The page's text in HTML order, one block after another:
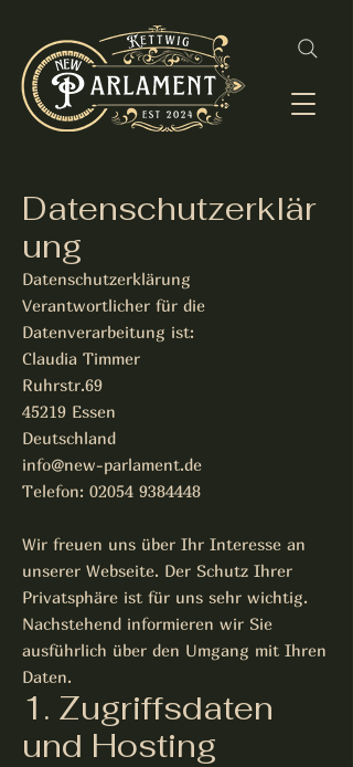
Datenschutzerklär
ung
Datenschutzerklärung
Verantwortlicher für die
Datenverarbeitung ist:
Claudia Timmer
Ruhrstr.69
45219 Essen
Deutschland
info@new-parlament.de
Telefon: 02054 9384448
Wir freuen uns über Ihr Interesse an
unserer Webseite. Der Schutz Ihrer
Privatsphäre ist für uns sehr wichtig.
Nachstehend informieren wir Sie
ausführlich über den Umgang mit Ihren
Daten.
1. Zugriffsdaten
und Hosting